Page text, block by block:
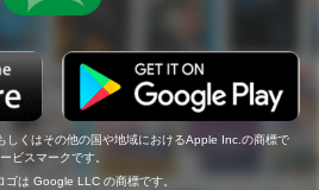
くはその他の国や地域におけるApple Inc.の商標で
ビスマークです。
は Google LLC の商標です。